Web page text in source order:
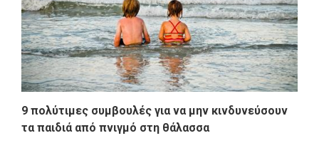
9 πολύτιμες συμβουλές για να μην κινδυνεύσουν
τα παιδιά από πνιγμό στη θάλασσα